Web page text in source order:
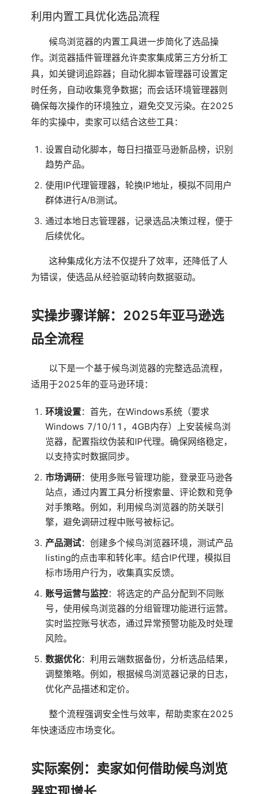
利用内置工具优化选品流程
候鸟浏览器的内置工具进一步简化了选品操
作。浏览器插件管理器允许卖家集成第三方分析工
具，如关键词追踪器；自动化脚本管理器可设置定
时任务，自动收集竞争数据；而会话环境管理器则
确保每次操作的环境独立，避免交叉污染。在2025
年的实操中，卖家可以结合这些工具：
设置自动化脚本，每日扫描亚马逊新品榜，识别
趋势产品。
使用IP代理管理器，轮换IP地址，模拟不同用户
群体进行A/B测试。
通过本地日志管理器，记录选品决策过程，便于
后续优化。
这种集成化方法不仅提升了效率，还降低了人
为错误，使选品从经验驱动转向数据驱动。
实操步骤详解：2025年亚马逊选
品全流程
以下是一个基于候鸟浏览器的完整选品流程，
适用于2025年的亚马逊环境：
环境设置：首先，在Windows系统（要求
Windows 7/10/11，4GB内存）上安装候鸟浏
览器，配置指纹伪装和IP代理。确保网络稳定，
以支持实时数据同步。
市场调研：使用多账号管理功能，登录亚马逊各
站点，通过内置工具分析搜索量、评论数和竞争
对手策略。例如，利用候鸟浏览器的防关联引
擎，避免调研过程中账号被标记。
产品测试：创建多个候鸟浏览器环境，测试产品
listing的点击率和转化率。结合IP代理，模拟目
标市场用户行为，收集真实反馈。
账号运营与监控：将选定的产品分配到不同账
号，使用候鸟浏览器的分组管理功能进行运营。
实时监控账号状态，通过异常预警功能及时处理
风险。
数据优化：利用云端数据备份，分析选品结果，
调整策略。例如，根据候鸟浏览器记录的日志，
优化产品描述和定价。
整个流程强调安全性与效率，帮助卖家在2025
年快速适应市场变化。
实际案例：卖家如何借助候鸟浏览